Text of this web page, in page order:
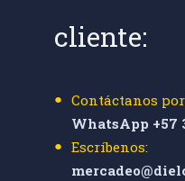
cliente:
Contáctanos
WhatsApp +57
Escríbenos: